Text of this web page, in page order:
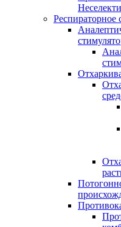
Респираторное